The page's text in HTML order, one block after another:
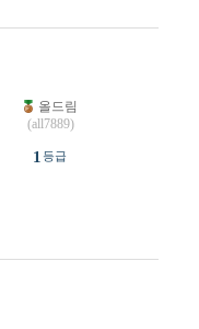
올드림
(all7889)
1 등급